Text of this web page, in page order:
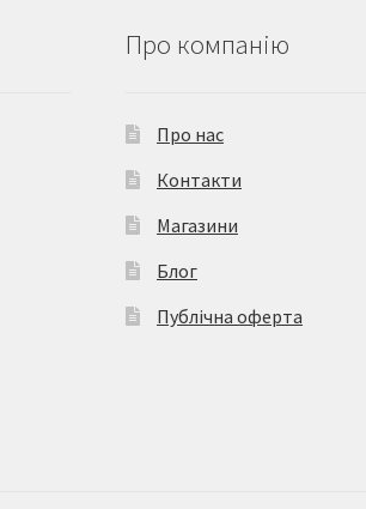
Про компанію
Про нас
Контакти
Магазини
Блог
Публічна оферта